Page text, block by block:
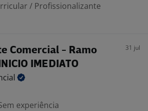
/ Profissionalizante
Comercial - Ramo
IMEDIATO
31 jul
experiência